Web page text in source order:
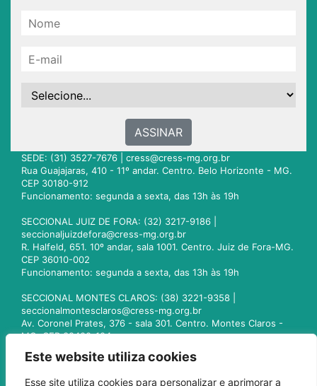
Este website utiliza cookies
Esse site utiliza cookies para personalizar e aprimorar a
ASSINAR
SEDE: (31) 3527-7676 | cress@cress-mg.org.br
Rua Guajajaras, 410 - 11º andar. Centro. Belo Horizonte - MG.
CEP 30180-912
Funcionamento: segunda a sexta, das 13h às 19h
SECCIONAL JUIZ DE FORA: (32) 3217-9186 |
seccionaljuizdefora@cress-mg.org.br
R. Halfeld, 651. 10º andar, sala 1001. Centro. Juiz de Fora-MG.
CEP 36010-002
Funcionamento: segunda a sexta, das 13h às 19h
SECCIONAL MONTES CLAROS: (38) 3221-9358 |
seccionalmontesclaros@cress-mg.org.br
Av. Coronel Prates, 376 - sala 301. Centro. Montes Claros -
MG. CEP 39400-104